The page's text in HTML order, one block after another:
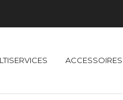
ACCESSOIRES